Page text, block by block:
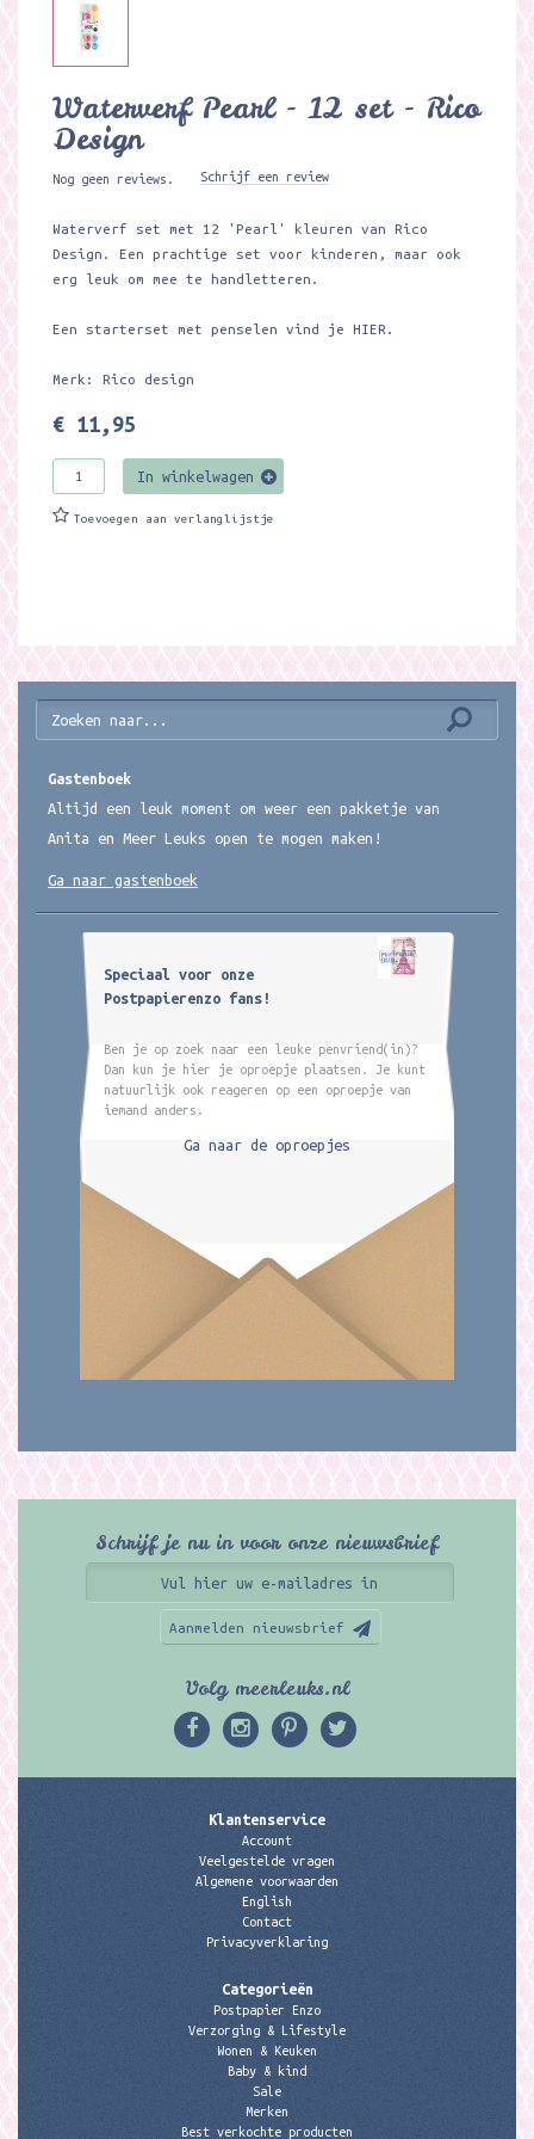
Waterverf Pearl - 12 set - Rico
Design
Nog geen reviews. Schrijf een review
Waterverf set met 12 'Pearl' kleuren van Rico
Design. Een prachtige set voor kinderen, maar ook
erg leuk om mee te handletteren.
Een starterset met penselen vind je HIER.
Merk: Rico design
€ 11,95
In winkelwagen
Toevoegen aan verlanglijstje
Gastenboek
Altijd een leuk moment om weer een pakketje van
Anita en Meer Leuks open te mogen maken!
Ga naar gastenboek
Speciaal voor onze
Postpapierenzo fans!
Ben je op zoek naar een leuke penvriend(in)?
Dan kun je hier je oproepje plaatsen. Je kunt
natuurlijk ook reageren op een oproepje van
iemand anders.
Ga naar de oproepjes
Schrijf je nu in voor onze nieuwsbrief
Aanmelden nieuwsbrief
Volg meerleuks.nl
Klantenservice
Account
Veelgestelde vragen
Algemene voorwaarden
English
Contact
Privacyverklaring
Categorieën
Postpapier Enzo
Verzorging & Lifestyle
Wonen & Keuken
Baby & kind
Sale
Merken
Best verkochte producten